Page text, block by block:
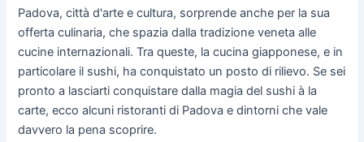
Padova, città d'arte e cultura, sorprende anche per la sua
offerta culinaria, che spazia dalla tradizione veneta alle
cucine internazionali. Tra queste, la cucina giapponese, e in
particolare il sushi, ha conquistato un posto di rilievo. Se sei
pronto a lasciarti conquistare dalla magia del sushi à la
carte, ecco alcuni ristoranti di Padova e dintorni che vale
davvero la pena scoprire.